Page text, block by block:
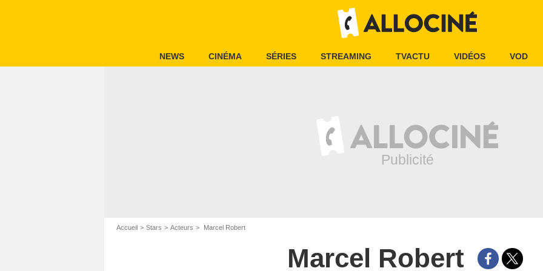
NEWS CINÉMA SÉRIES STREAMING TVACTU VIDÉOS VOD
Accueil Stars Acteurs Marcel Robert
Marcel Robert